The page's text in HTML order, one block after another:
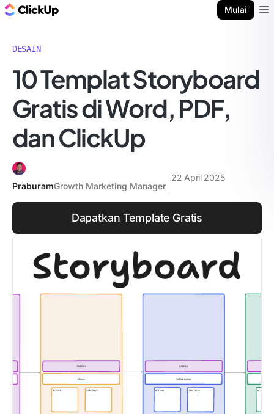
Mulai
DESAIN
10 Templat Storyboard
Gratis di Word, PDF,
dan ClickUp
PraburamGrowth Marketing Manager
22 April 2025
Dapatkan Template Gratis